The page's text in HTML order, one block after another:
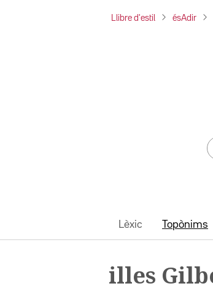
Llibre d'estil ésAdir
Lèxic Topònims
illes